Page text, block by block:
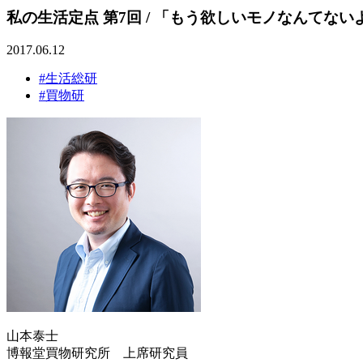
私の生活定点 第7回 / 「もう欲しいモノなんてない
2017.06.12
#生活総研
#買物研
山本泰士
博報堂買物研究所 上席研究員